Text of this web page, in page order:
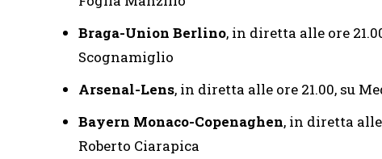
Braga-Union Berlino, in diretta alle ore
Scognamiglio
Arsenal-Lens, in diretta alle ore 21.00, su
Bayern Monaco-Copenaghen, in diretta
Roberto Ciarapica